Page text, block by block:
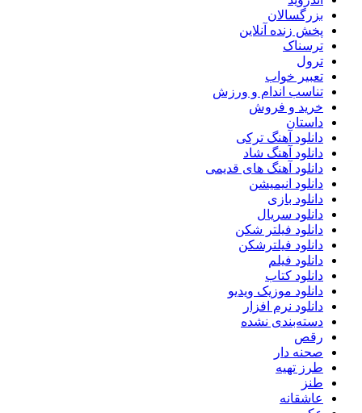
بزرگسالان
پخش زنده آنلاین
ترسناک
ترول
تعبیر خواب
تناسب اندام و ورزش
خرید و فروش
داستان
دانلود آهنگ ترکی
دانلود آهنگ شاد
دانلود آهنگ های قدیمی
دانلود انیمیشن
دانلود بازی
دانلود سریال
دانلود فیلتر شکن
دانلود فیلترشکن
دانلود فیلم
دانلود کتاب
دانلود موزیک ویدیو
دانلود نرم افزار
دسته‌بندی نشده
رقص
صحنه دار
طرز تهیه
طنز
عاشقانه